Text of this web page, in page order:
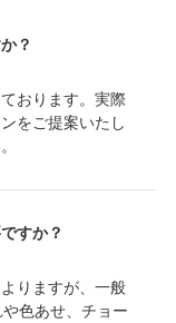
？
おります。実際
をご提案いたし
すか？
りますが、一般
色あせ、チョー